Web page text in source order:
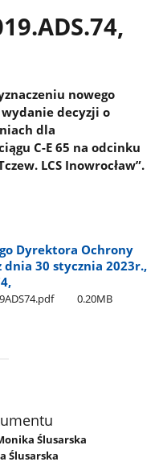
nowego
decyzji o
dla
C-E 65 na odcinku
LCS Inowrocław”.
Dyrektora Ochrony
dnia 30 stycznia 2023r.,
0.20MB
Ślusarska
Ślusarska